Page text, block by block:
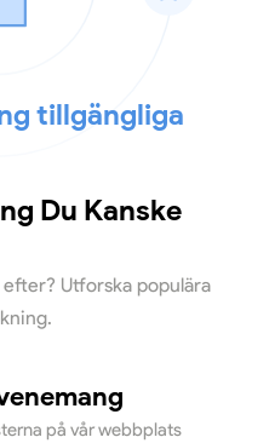
tillgängliga
Du Kanske
Utforska populära
på vår webbplats